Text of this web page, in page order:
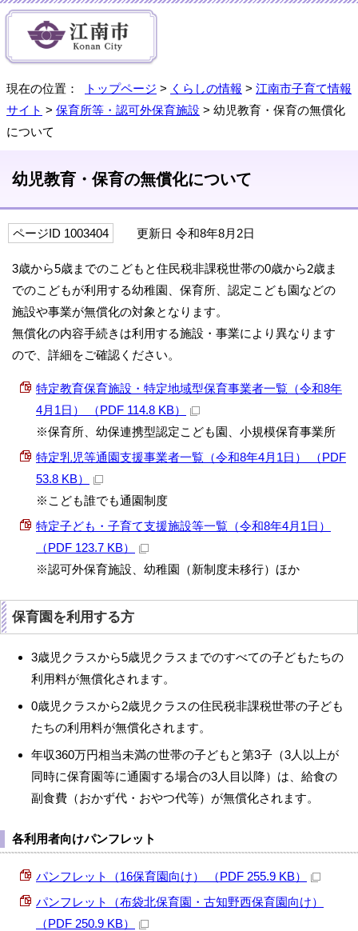
現在の位置： トップページ > くらしの情報 > 江南市子育て情報
サイト > 保育所等・認可外保育施設 > 幼児教育・保育の無償化
について
幼児教育・保育の無償化について
ページID 1003404 更新日 令和8年8月2日
3歳から5歳までのこどもと住民税非課税世帯の0歳から2歳ま
でのこどもが利用する幼稚園、保育所、認定こども園などの
施設や事業が無償化の対象となります。
無償化の内容手続きは利用する施設・事業により異なります
ので、詳細をご確認ください。
特定教育保育施設・特定地域型保育事業者一覧（令和8年
4月1日） （PDF 114.8 KB）
※保育所、幼保連携型認定こども園、小規模保育事業所
特定乳児等通園支援事業者一覧（令和8年4月1日） （PDF
53.8 KB）
※こども誰でも通園制度
特定子ども・子育て支援施設等一覧（令和8年4月1日）
（PDF 123.7 KB）
※認可外保育施設、幼稚園（新制度未移行）ほか
保育園を利用する方
3歳児クラスから5歳児クラスまでのすべての子どもたちの
利用料が無償化されます。
0歳児クラスから2歳児クラスの住民税非課税世帯の子ども
たちの利用料が無償化されます。
年収360万円相当未満の世帯の子どもと第3子（3人以上が
同時に保育園等に通園する場合の3人目以降）は、給食の
副食費（おかず代・おやつ代等）が無償化されます。
各利用者向けパンフレット
パンフレット（16保育園向け） （PDF 255.9 KB）
パンフレット（布袋北保育園・古知野西保育園向け）
（PDF 250.9 KB）